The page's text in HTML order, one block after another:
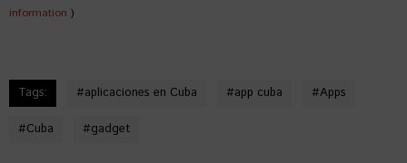
information )
Tags: #aplicaciones en Cuba #app cuba #Apps
#Cuba #gadget